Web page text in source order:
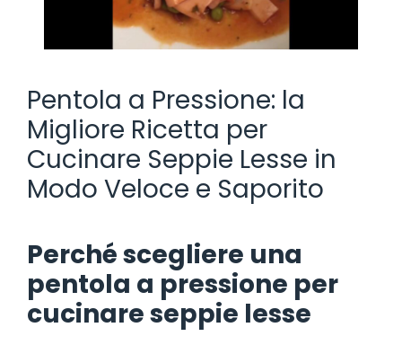
Pentola a Pressione: la
Migliore Ricetta per
Cucinare Seppie Lesse in
Modo Veloce e Saporito
Perché scegliere una
pentola a pressione per
cucinare seppie lesse